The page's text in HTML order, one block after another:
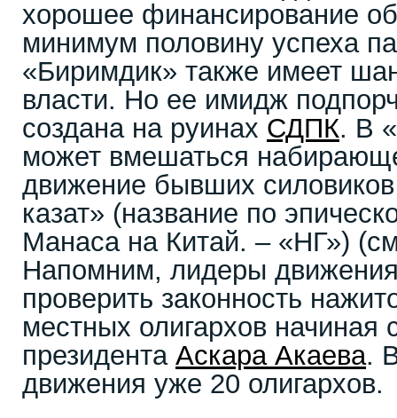
хорошее финансирование
минимум половину успеха
«Биримдик» также имеет
власти. Но ее имидж
создана на руинах СДПК. В
может вмешаться
движение бывших
казат» (название по
Манаса на Китай. – «НГ»)
Напомним, лидеры
проверить законность
местных олигархов начиная
президента Аскара Акаева.
движения уже 20 олигархов.